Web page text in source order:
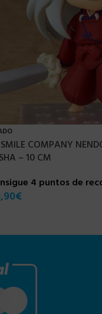
COMPANY
– 10 CM
4 puntos de
€